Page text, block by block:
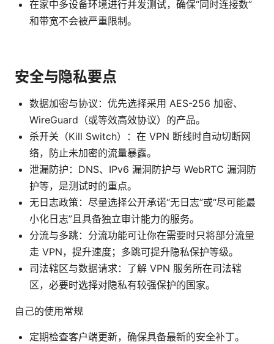
在家中多设备环境进行并发测试，确保“同时连接数”
和带宽不会被严重限制。
安全与隐私要点
数据加密与协议：优先选择采用 AES-256 加密、
WireGuard（或等效高效协议）的产品。
杀开关（Kill Switch）：在 VPN 断线时自动切断网
络，防止未加密的流量暴露。
泄漏防护：DNS、IPv6 漏洞防护与 WebRTC 漏洞防
护等，是测试时的重点。
无日志政策：尽量选择公开承诺“无日志”或“尽可能最
小化日志”且具备独立审计能力的服务。
分流与多跳：分流功能可让你在需要时只将部分流量
走 VPN，提升速度；多跳可提升隐私保护等级。
司法辖区与数据请求：了解 VPN 服务所在司法辖
区，必要时选择对隐私有较强保护的国家。
自己的使用常规
定期检查客户端更新，确保具备最新的安全补丁。